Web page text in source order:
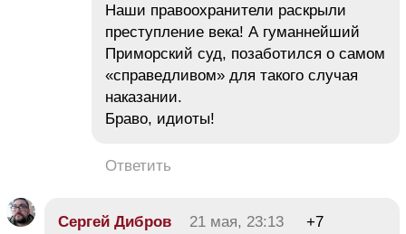
Наши правоохранители раскрыли
преступление века! А гуманнейший
Приморский суд, позаботился о самом
«справедливом» для такого случая
наказании.
Браво, идиоты!
Ответить
Сергей Дибров 21 мая, 23:13
+7